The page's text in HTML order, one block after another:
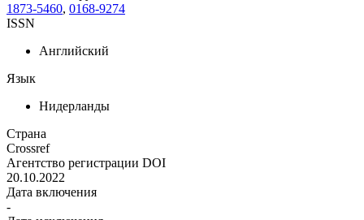
1873-5460, 0168-9274
ISSN
Английский
Язык
Нидерланды
Страна
Crossref
Агентство регистрации DOI
20.10.2022
Дата включения
-